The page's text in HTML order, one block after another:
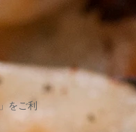
をご利
＊商品の特性
てお受けしか
＊商品の特性
＊商品到着後お
ご負担になりま
＊出荷時には
が御座いまし
＊責任を持っ